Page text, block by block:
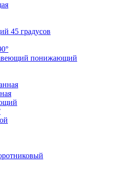
45 градусов
понижающий